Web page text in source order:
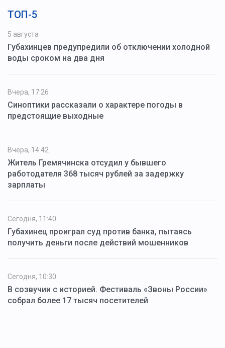
ТОП-5
5 августа
Губахинцев предупредили об отключении холодной
воды сроком на два дня
Вчера, 17:26
Синоптики рассказали о характере погоды в
предстоящие выходные
Вчера, 14:42
Житель Гремячинска отсудил у бывшего
работодателя 368 тысяч рублей за задержку
зарплаты
Сегодня, 11:40
Губахинец проиграл суд против банка, пытаясь
получить деньги после действий мошенников
Сегодня, 10:30
В созвучии с историей. Фестиваль «Звоны России»
собрал более 17 тысяч посетителей